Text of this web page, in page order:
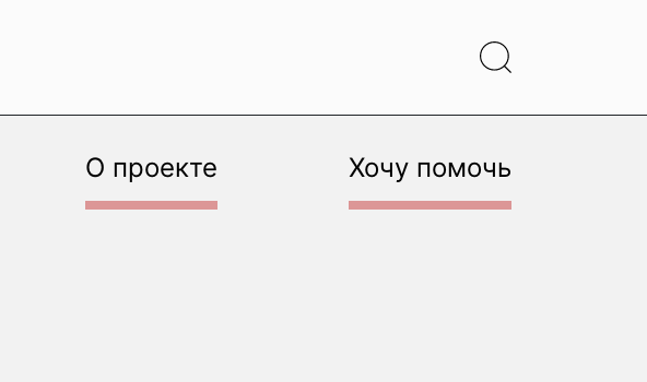
О проекте Хочу помочь